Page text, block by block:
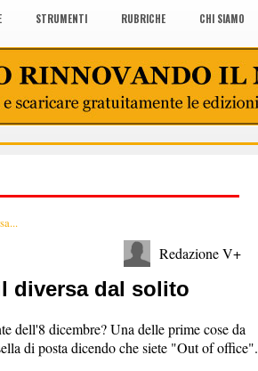
STRUMENTI RUBRICHE CHI SIAMO
Redazione V+
diversa dal solito
dell'8 dicembre? Una delle prime cose da
di posta dicendo che siete "Out of office".